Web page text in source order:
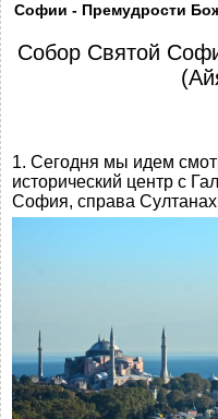
Софии - Премудрости
Собор Святой
1. Сегодня мы идем
исторический центр с
София, справа